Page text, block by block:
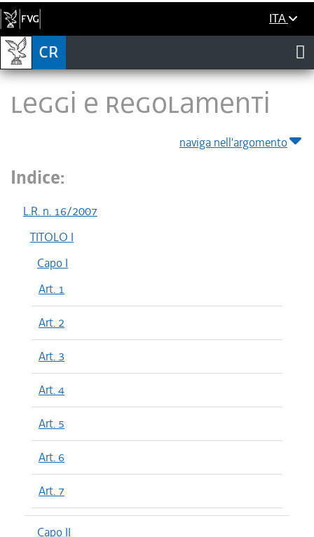
ITA
LEGGI E REGOLAMENTI
naviga nell'argomento
Indice:
L.R. n. 16/2007
TITOLO I
Capo I
Art. 1
Art. 2
Art. 3
Art. 4
Art. 5
Art. 6
Art. 7
Capo II